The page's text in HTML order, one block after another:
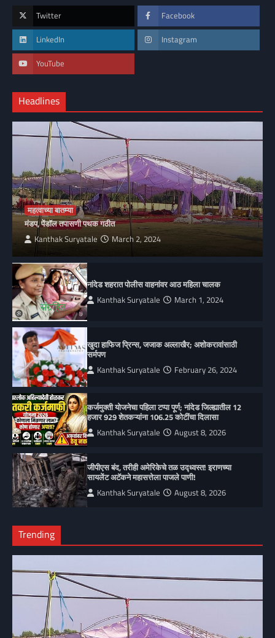
Twitter Facebook
LinkedIn Instagram
YouTube
Headlines
महत्वाच्या बातम्या
मंडप, पेंडॉल तपासणी पथक गठीत
Kanthak Suryatale March 2, 2024
नांदेड शहरात पोलीस वाहनांवर आठ महिला चालक
Kanthak Suryatale March 1, 2024
खुदा हाफिज प्रिन्स, जजाक अल्लाखैर; अशोकरावांसाठी
सर्मपण
Kanthak Suryatale February 26, 2024
कर्जमुक्ती योजनेचा पहिला टप्पा पूर्ण; नांदेड जिल्ह्यातील 12
हजार 929 शेतकऱ्यांना 106.25 कोटींचा दिलासा
Kanthak Suryatale August 8, 2026
जीपीएस बंद, तरीही अमेरिकेचे तळ उद्ध्वस्त! इराणच्या
सायलेंट अटॅकने महासत्तेला पाजले पाणी!
Kanthak Suryatale August 8, 2026
Trending